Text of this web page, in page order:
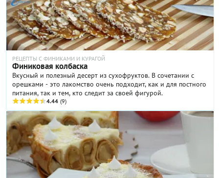
РЕЦЕПТЫ С ФИНИКАМИ И КУРАГОЙ
Финиковая колбаска
Вкусный и полезный десерт из сухофруктов. В сочетании с
орешками - это лакомство очень подходит, как и для постного
питания, так и тем, кто следит за своей фигурой.
4.44 (9)